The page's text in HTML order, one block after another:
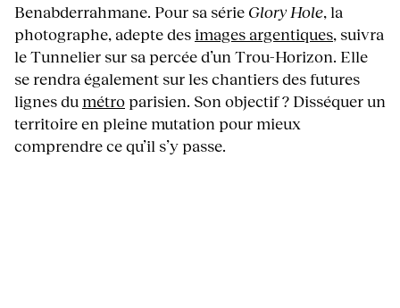
Benabderrahmane. Pour sa série Glory Hole, la
photographe, adepte desimages argentiques, suivra
le Tunnelier sur sa percée d’un Trou-Horizon. Elle
se rendra également sur les chantiers des futures
lignes dumétroparisien. Son objectif ? Disséquer un
territoire en pleine mutation pour mieux
comprendre ce qu’il s’y passe.